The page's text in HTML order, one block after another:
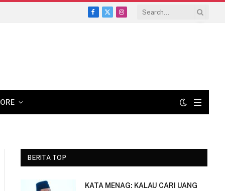
Facebook
X
Instagram
BERITA TOP
KATA MENAG: KALAU CARI UANG